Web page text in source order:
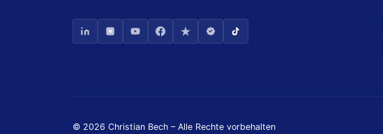
© 2026 Christian Bech – Alle Rechte vorbehalten